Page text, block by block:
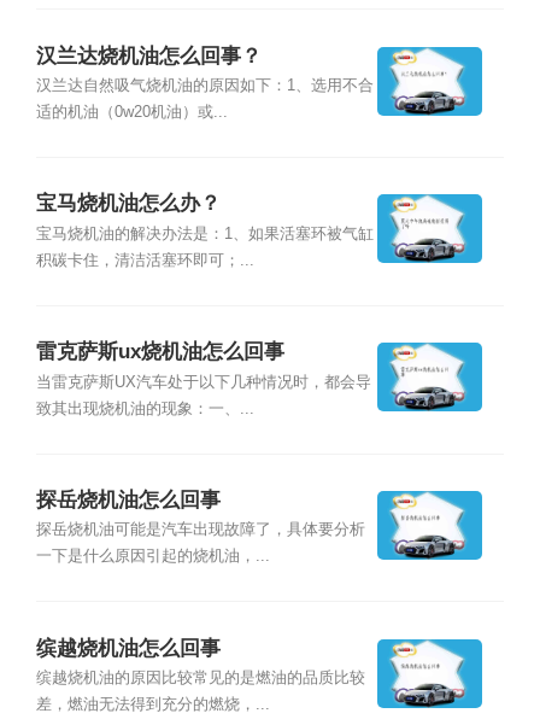
汉兰达烧机油怎么回事？
汉兰达自然吸气烧机油的原因如下：1、选用不合
适的机油（0w20机油）或...
宝马烧机油怎么办？
宝马烧机油的解决办法是：1、如果活塞环被气缸
积碳卡住，清洁活塞环即可；...
雷克萨斯ux烧机油怎么回事
当雷克萨斯UX汽车处于以下几种情况时，都会导
致其出现烧机油的现象：一、...
探岳烧机油怎么回事
探岳烧机油可能是汽车出现故障了，具体要分析
一下是什么原因引起的烧机油，...
缤越烧机油怎么回事
缤越烧机油的原因比较常见的是燃油的品质比较
差，燃油无法得到充分的燃烧，...